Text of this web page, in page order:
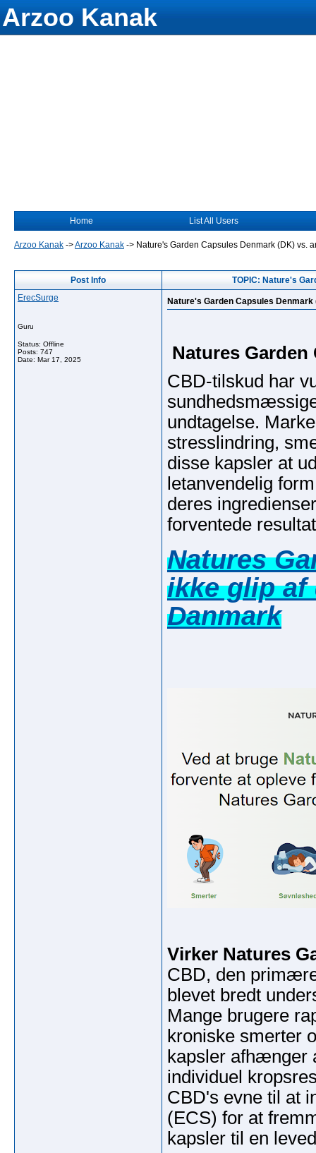
Arzoo Kanak
Home List All Users
Arzoo Kanak ->Arzoo Kanak -> Nature's Garden Capsules Denmark (DK) vs.
Post Info
TOPIC: Nature's
ErecSurge
Guru
Status: Offline
Posts: 747
Date: Mar 17, 2025
Nature's Garden Capsules
Natures Garden
CBD-tilskud har
undtagelse.
stresslindring,
disse kapsler at
letanvendelig
deres
forventede
Natures
ikke glip af
Danmark
Virker Natures
CBD, den
blevet bredt
Mange brugere
kroniske smerter
kapsler afhænger
individuel
CBD's evne til at
(ECS) for at
kapsler til en